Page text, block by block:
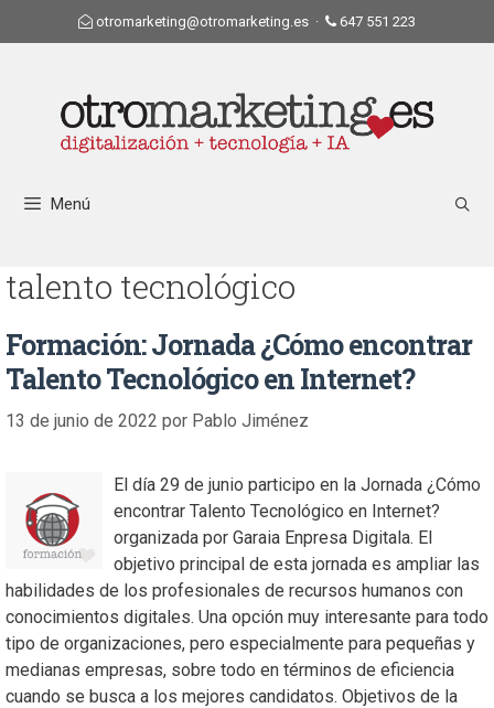
otromarketing@otromarketing.es · 647 551 223
Menú
talento tecnológico
Formación: Jornada ¿Cómo encontrar
Talento Tecnológico en Internet?
13 de junio de 2022 por Pablo Jiménez
El día 29 de junio participo en la Jornada ¿Cómo
encontrar Talento Tecnológico en Internet?
organizada por Garaia Enpresa Digitala. El
objetivo principal de esta jornada es ampliar las
habilidades de los profesionales de recursos humanos con
conocimientos digitales. Una opción muy interesante para todo
tipo de organizaciones, pero especialmente para pequeñas y
medianas empresas, sobre todo en términos de eficiencia
cuando se busca a los mejores candidatos. Objetivos de la